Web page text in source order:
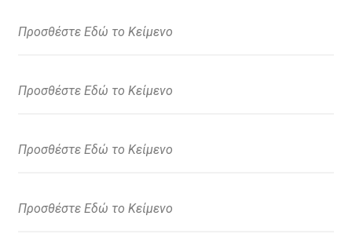
Προσθέστε Εδώ το Κείμενο
Προσθέστε Εδώ το Κείμενο
Προσθέστε Εδώ το Κείμενο
Προσθέστε Εδώ το Κείμενο